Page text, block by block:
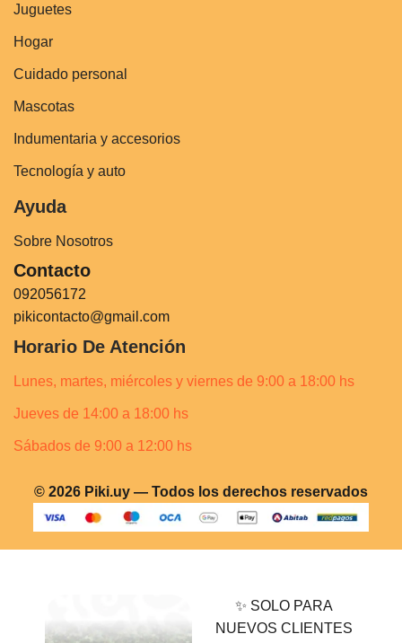
Juguetes
Hogar
Cuidado personal
Mascotas
Indumentaria y accesorios
Tecnología y auto
Ayuda
Sobre Nosotros
Contacto
092056172
pikicontacto@gmail.com
Horario De Atención
Lunes, martes, miércoles y viernes de 9:00 a 18:00 hs
Jueves de 14:00 a 18:00 hs
Sábados de 9:00 a 12:00 hs
© 2026 Piki.uy — Todos los derechos reservados
✨ SOLO PARA
NUEVOS CLIENTES